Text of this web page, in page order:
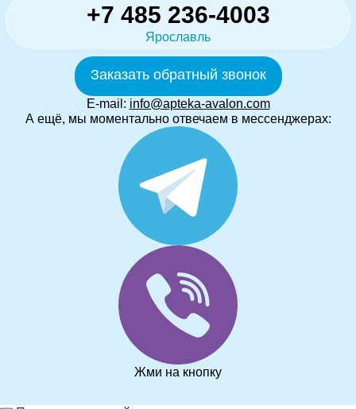
+7 485 236-4003
Ярославль
Заказать обратный звонок
E-mail: info@apteka-avalon.com
А ещё, мы моментально отвечаем в мессенджерах:
Жми на кнопку